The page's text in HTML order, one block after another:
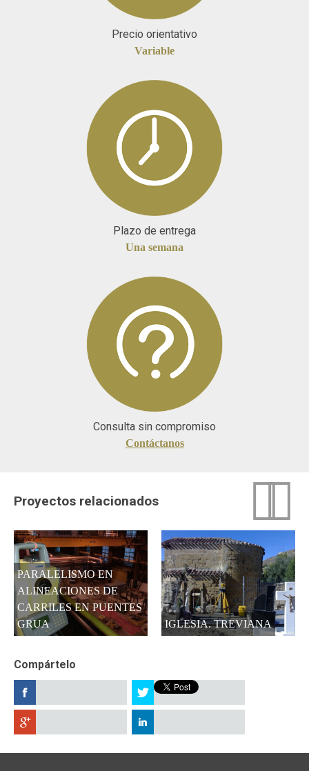
Precio orientativo
Variable
Plazo de entrega
Una semana
Consulta sin compromiso
Contáctanos
Proyectos relacionados 

PARALELISMO EN
ALINEACIONES DE
CARRILES EN PUENTES
GRUA
IGLESIA. TREVIANA
Compártelo